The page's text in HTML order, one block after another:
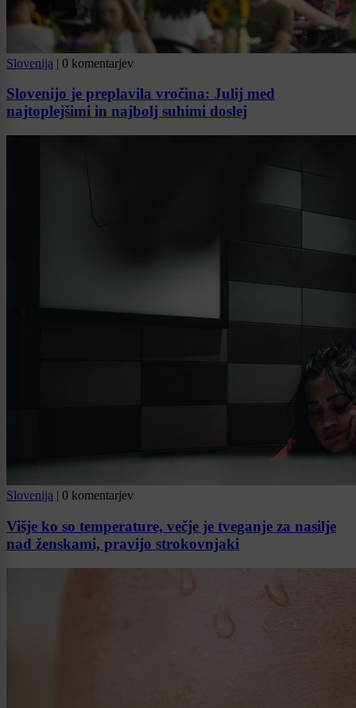
Slovenija | 0 komentarjev
Slovenijo je preplavila vročina: Julij med
najtoplejšimi in najbolj suhimi doslej
Slovenija | 0 komentarjev
Višje ko so temperature, večje je tveganje za nasilje
nad ženskami, pravijo strokovnjaki